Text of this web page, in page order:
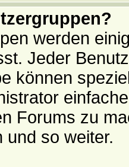
werden
Jeder
können
Forums zu
und so weiter.